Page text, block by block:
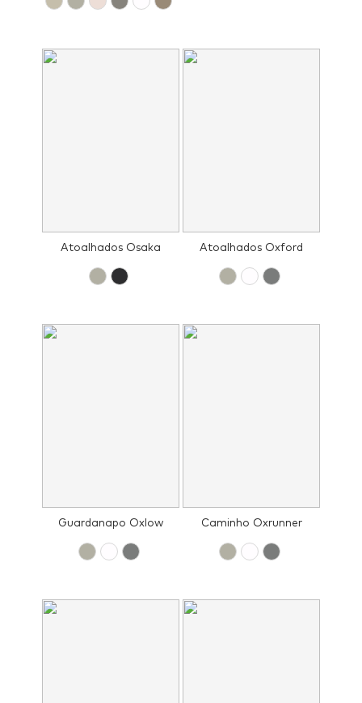
Atoalhados Osaka Atoalhados Oxford
Guardanapo Oxlow Caminho Oxrunner